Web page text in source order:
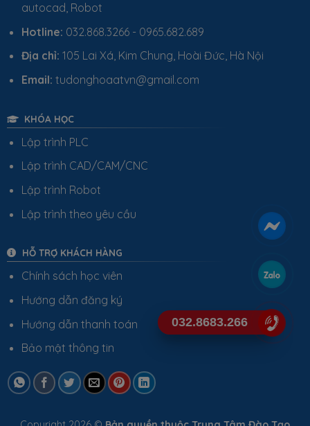
autocad, Robot
Hotline: 032.868.3266 - 0965.682.689
Địa chỉ: 105 Lai Xá, Kim Chung, Hoài Đức, Hà Nội
Email: tudonghoaatvn@gmail.com
KHÓA HỌC
Lập trình PLC
Lập trình CAD/CAM/CNC
Lập trình Robot
Lập trình theo yêu cầu
HỖ TRỢ KHÁCH HÀNG
Chính sách học viên
Hướng dẫn đăng ký
Hướng dẫn thanh toán
Bảo mật thông tin
032.8683.266